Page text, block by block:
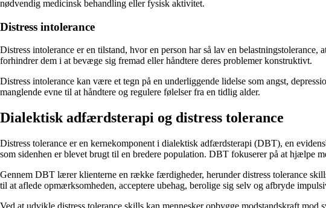
nødvendig medicinsk behandling eller fysisk aktivitet.
Distress intolerance
Distress intolerance er en tilstand, hvor en person har så lav en
forhindrer dem i at bevæge sig fremad eller håndtere deres problemer konstruktivt.
Distress intolerance kan være et tegn på en underliggende lidelse som angst,
manglende evne til at håndtere og regulere følelser fra en tidlig alder.
Dialektisk adfærdsterapi og distress tolerance
Distress tolerance er en kernekomponent i dialektisk adfærdsterapi (DBT), en
som sidenhen er blevet brugt til en bredere population. DBT fokuserer på at hjælpe
Gennem DBT lærer klienterne en række færdigheder, herunder distress tolerance
til at aflede opmærksomheden, acceptere ubehag, berolige sig selv og afbryde